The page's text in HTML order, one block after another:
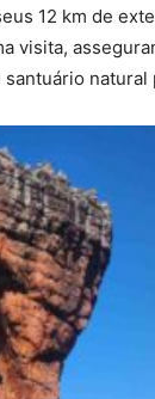
12 km de
visita,
natural